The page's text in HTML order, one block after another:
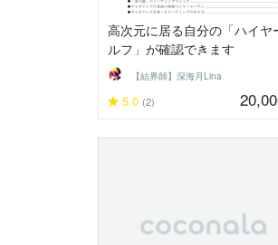
高次元に居る自分の「ハイヤ
ルフ」が確認できます
【結界師】深海月Lina
5.0 (2)